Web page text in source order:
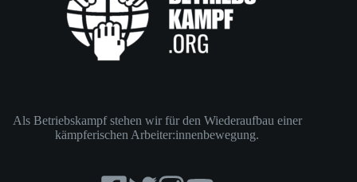
Als Betriebskampf stehen wir für den Wiederaufbau einer
kämpferischen Arbeiter:innenbewegung.